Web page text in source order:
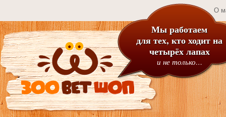
О
Мы работаем
для тех, кто ходит на
четырёх лапах
и не только…